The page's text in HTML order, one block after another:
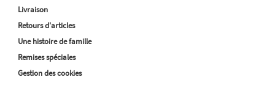
Livraison
Retours d'articles
Une histoire de famille
Remises spéciales
Gestion des cookies